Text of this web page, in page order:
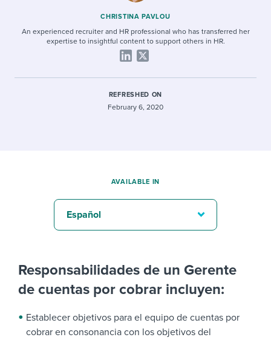
CHRISTINA PAVLOU
An experienced recruiter and HR professional who has transferred her
expertise to insightful content to support others in HR.
REFRESHED ON
February 6, 2020
Responsabilidades de un Gerente
de cuentas por cobrar incluyen:
Establecer objetivos para el equipo de cuentas por
cobrar en consonancia con los objetivos del
AVAILABLE IN
Español